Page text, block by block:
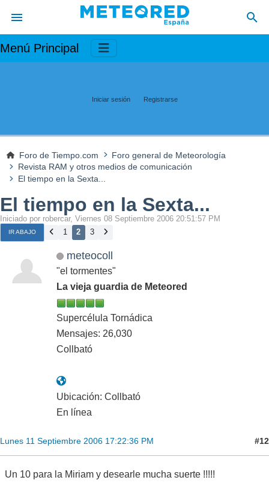
Menú Principal
Iniciar sesión Registrarse
Foro de Tiempo.com
Foro general de Meteorología
Revista RAM y otros medios de comunicación
El tiempo en la Sexta...
El tiempo en la Sexta...
Iniciado por robercar, Viernes 08 Septiembre 2006 20:51:57 PM
IR ABAJO 1 2 3
meteocoll
"el tormentes"
La vieja guardia de Meteored
Supercélula Tornádica
Mensajes: 26,030
Collbató
Ubicación: Collbató
En línea
Lunes 11 Septiembre 2006 17:22:36 PM #12
Un 10 para la Miriam y desearle mucha suerte !!!!!